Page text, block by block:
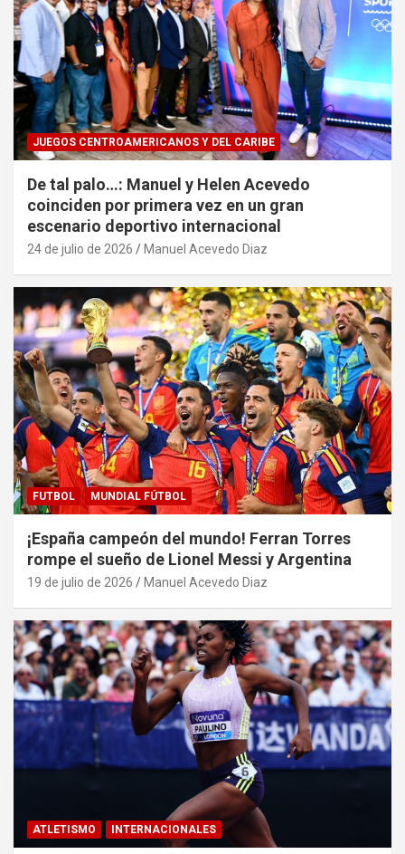
JUEGOS CENTROAMERICANOS Y DEL CARIBE
De tal palo…: Manuel y Helen Acevedo
coinciden por primera vez en un gran
escenario deportivo internacional
24 de julio de 2026 Manuel Acevedo Diaz
FUTBOL MUNDIAL FÚTBOL
¡España campeón del mundo! Ferran Torres
rompe el sueño de Lionel Messi y Argentina
19 de julio de 2026 Manuel Acevedo Diaz
ATLETISMO INTERNACIONALES